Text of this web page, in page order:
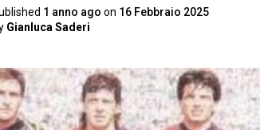
1 anno ago on 16 Febbraio 2025
Gianluca Saderi